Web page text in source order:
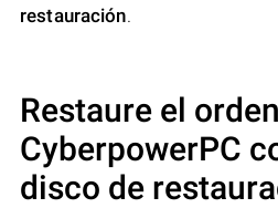
restauración.
Restaure el
CyberpowerPC
disco de